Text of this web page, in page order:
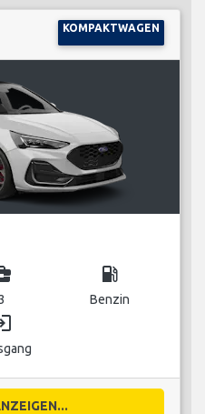
KOMPAKTWAGEN
local_gas_station
Benzin